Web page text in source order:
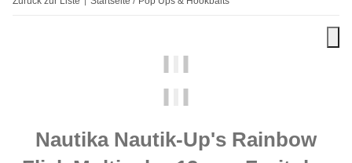
Nautika Nautik-Up's Rainbow